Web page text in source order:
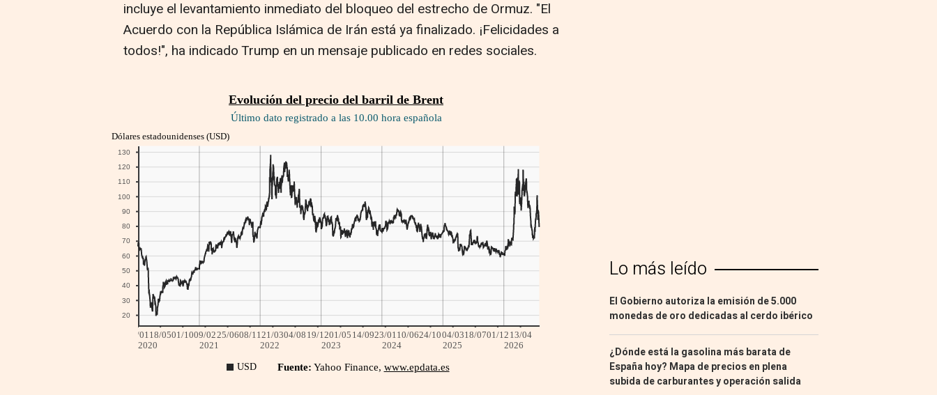
incluye el levantamiento inmediato del bloqueo del estrecho de Ormuz. "El
Acuerdo con la República Islámica de Irán está ya finalizado. ¡Felicidades a
todos!", ha indicado Trump en un mensaje publicado en redes sociales.
Lo más leído
El Gobierno autoriza la emisión de 5.000
monedas de oro dedicadas al cerdo ibérico
¿Dónde está la gasolina más barata de
España hoy? Mapa de precios en plena
subida de carburantes y operación salida